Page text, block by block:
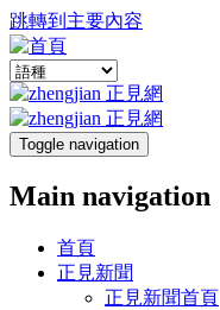
跳轉到主要內容
Toggle navigation
Main navigation
首頁
正見新聞
正見新聞首頁